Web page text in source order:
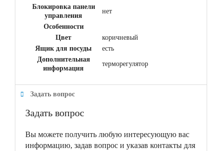
Блокировка панели
управления
нет
Особенности
Цвет
коричневый
Ящик для посуды
есть
Дополнительная
информация
терморегулятор
Задать вопрос
Задать вопрос
Вы можете получить любую интересующую вас
информацию, задав вопрос и указав контакты для